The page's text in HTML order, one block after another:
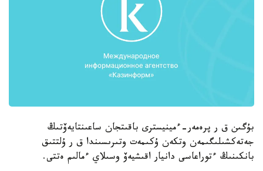
بۇگىن ق ر پرەمەر-ءمينيسترى باقىتجان ساعىنتايەۆتىڭ
جەتەكشىلىگىمەن وتكەن ۇكىمەت وتىرىسىندا ق ر ۇلتتىق
بانكىنىڭ ءتوراعاسى دانيار اقىشيەۆ وسىلاي ءمالىم ەتتى.